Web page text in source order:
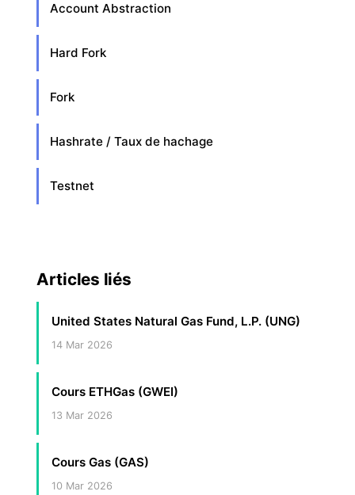
Account Abstraction
Hard Fork
Fork
Hashrate / Taux de hachage
Testnet
Articles liés
United States Natural Gas Fund, L.P. (UNG)
14 Mar 2026
Cours ETHGas (GWEI)
13 Mar 2026
Cours Gas (GAS)
10 Mar 2026